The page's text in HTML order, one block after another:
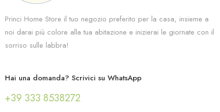
Princi Home Store il tuo negozio preferito per la casa, insieme a
noi darai più colore alla tua abitazione e inizierai le giornate con il
sorriso sulle labbra!
Hai una domanda? Scrivici su WhatsApp
+39 333 8538272